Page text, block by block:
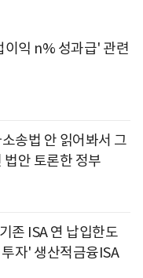
이익 n% 성과급' 관련
송법 안 읽어봐서 그
안 토론한 정부
존 ISA 연 납입한도
자' 생산적금융ISA